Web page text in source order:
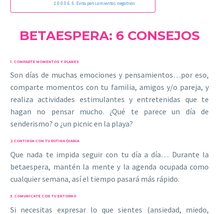
6. Evita pensamientos negativos
BETAESPERA: 6 CONSEJOS
1. COMPARTE MOMENTOS Y PLANES
Son días de muchas emociones y pensamientos…por eso,
comparte momentos con tu familia, amigos y/o pareja, y
realiza actividades estimulantes y entretenidas que te
hagan no pensar mucho. ¿Qué te parece un día de
senderismo? o ¿un picnic en la playa?
2.CONTINÚA CON TU RUTINA DIARIA
Que nada te impida seguir con tu día a día… Durante la
betaespera, mantén la mente y la agenda ocupada como
cualquier semana, así el tiempo pasará más rápido.
3. COMUNÍCATE CON TU ENTORNO
Si necesitas expresar lo que sientes (ansiedad, miedo,